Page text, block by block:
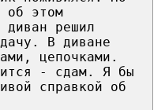
об этом
решил
В диване
цепочками.
- сдам. Я бы
справкой об